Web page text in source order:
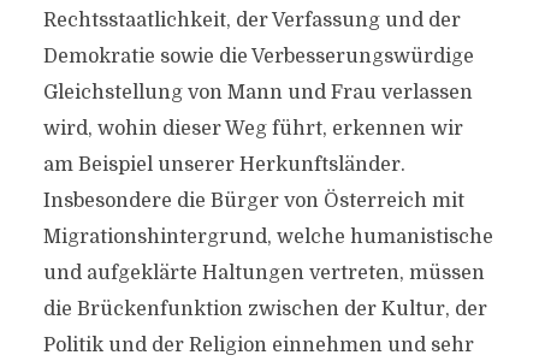
Rechtsstaatlichkeit, der Verfassung und der
Demokratie sowie die Verbesserungswürdige
Gleichstellung von Mann und Frau verlassen
wird, wohin dieser Weg führt, erkennen wir
am Beispiel unserer Herkunftsländer.
Insbesondere die Bürger von Österreich mit
Migrationshintergrund, welche humanistische
und aufgeklärte Haltungen vertreten, müssen
die Brückenfunktion zwischen der Kultur, der
Politik und der Religion einnehmen und sehr